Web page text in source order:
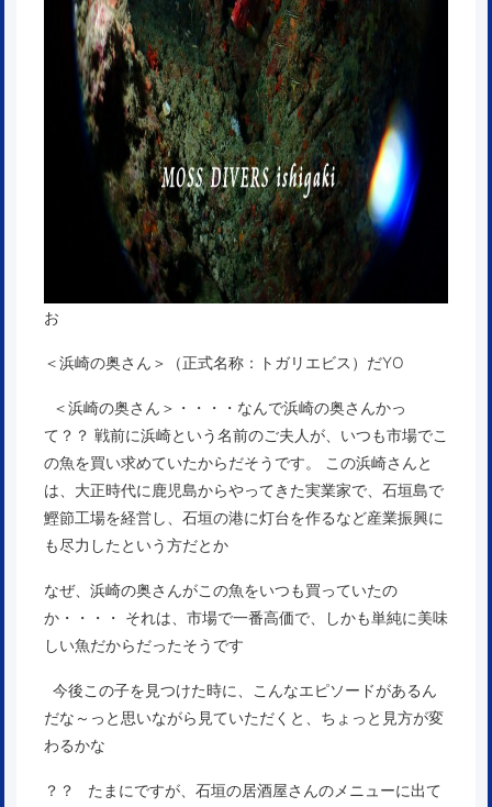
お
＜浜崎の奥さん＞（正式名称：トガリエビス）だYO
＜浜崎の奥さん＞・・・・なんで浜崎の奥さんかっ
て？？ 戦前に浜崎という名前のご夫人が、いつも市場でこ
の魚を買い求めていたからだそうです。 この浜崎さんと
は、大正時代に鹿児島からやってきた実業家で、石垣島で
鰹節工場を経営し、石垣の港に灯台を作るなど産業振興に
も尽力したという方だとか
なぜ、浜崎の奥さんがこの魚をいつも買っていたの
か・・・・ それは、市場で一番高価で、しかも単純に美味
しい魚だからだったそうです
今後この子を見つけた時に、こんなエピソードがあるん
だな～っと思いながら見ていただくと、ちょっと見方が変
わるかな
？？ たまにですが、石垣の居酒屋さんのメニューに出て